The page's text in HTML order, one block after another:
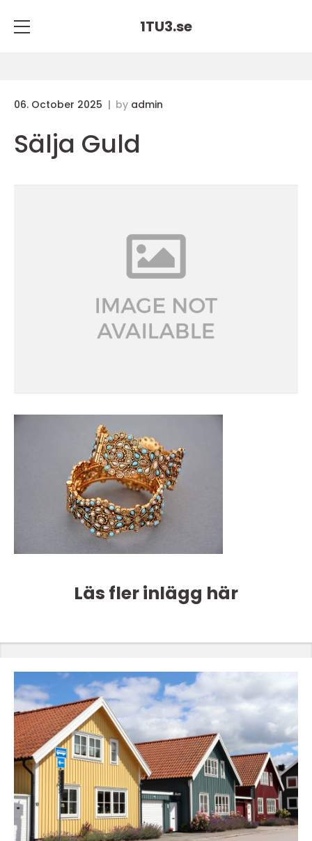
1TU3.se
06. October 2025 by admin
Sälja Guld
Läs fler inlägg här